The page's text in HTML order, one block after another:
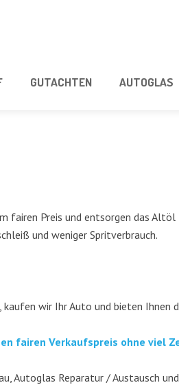
GUT­ACH­TEN AUTO­GLAS
fai­ren Preis und ent­sor­gen das
und weni­ger Spritverbrauch.
wir Ihr Auto und bie­ten Ihnen
fai­ren Ver­kaufs­preis ohne viel
Repa­ra­tur / Aus­tausch